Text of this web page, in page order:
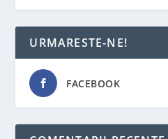
URMARESTE-NE!
FACEBOOK